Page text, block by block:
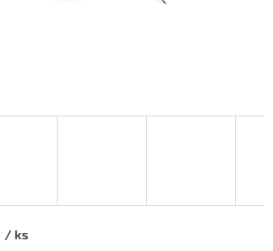
/ ks